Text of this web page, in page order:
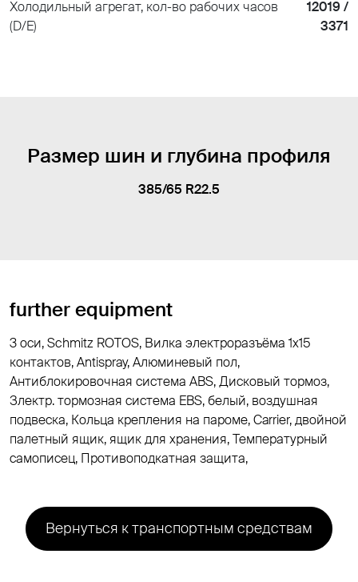
Холодильный агрегат, кол-во рабочих часов
(D/E)
12019 /
3371
Размер шин и глубина профиля
385/65 R22.5
further equipment
3 оси, Schmitz ROTOS, Вилка электроразъёма 1х15
контактов, Antispray, Алюминевый пол,
Антиблокировочная система ABS, Дисковый тормоз,
Злектр. тормозная система EBS, белый, воздушная
подвеска, Кольца крепления на пароме, Carrier, двойной
палетный ящик, ящик для хранения, Температурный
самописец, Противоподкатная защита,
Вернуться к транспортным средствам